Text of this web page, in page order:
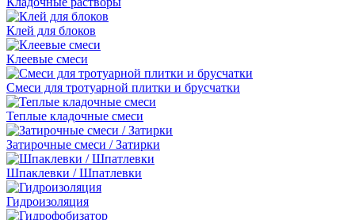
Клей для блоков
Клеевые смеси
Смеси для тротуарной плитки и брусчатки
Теплые кладочные смеси
Затирочные смеси / Затирки
Шпаклевки / Шпатлевки
Гидроизоляция